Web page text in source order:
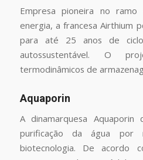
Empresa pioneira no
energia, a francesa Airthium
para até 25 anos de
autossustentável. O
termodinâmicos de
Aquaporin
A dinamarquesa
purificação da água por
biotecnologia. De